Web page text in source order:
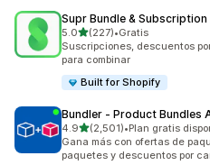
Supr Bundle & Subscription
5.0de 5 estrellas
(227)
227 reseñas en total
•Gratis
Suscripciones, descuentos
para combinar
Built for Shopify
Bundler ‑ Product Bundles
4.9de 5 estrellas
(2,501)
2501 reseñas en total
•Plan gratis
Gana más con ofertas de
paquetes y descuentos por